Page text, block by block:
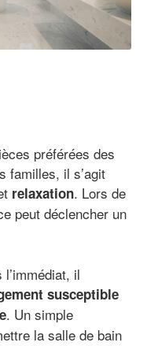
préférées des
familles, il s’agit
relaxation. Lors de
peut déclencher un
il
susceptible
. Un simple
la salle de bain